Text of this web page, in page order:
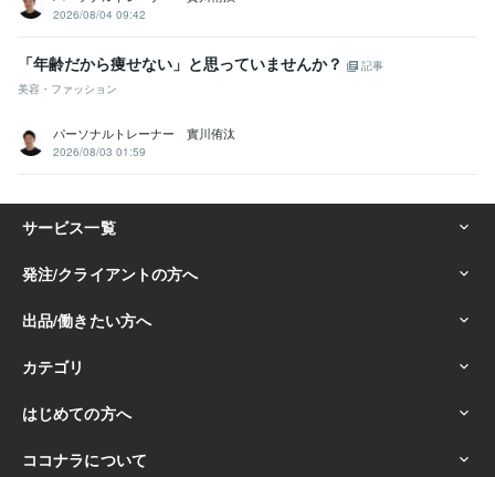
2026/08/04 09:42
「年齢だから痩せない」と思っていませんか？
記事
美容・ファッション
パーソナルトレーナー 實川侑汰
2026/08/03 01:59